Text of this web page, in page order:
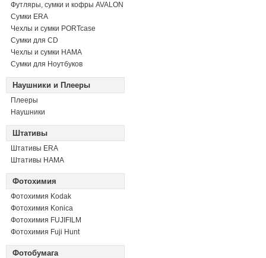
Футляры, сумки и кофры AVALON
Сумки ERA
Чехлы и сумки PORTcase
Сумки для CD
Чехлы и сумки HAMA
Сумки для Ноутбуков
Наушники и Плееры
Плееры
Наушники
Штативы
Штативы ERA
Штативы HAMA
Фотохимия
Фотохимия Kodak
Фотохимия Konica
Фотохимия FUJIFILM
Фотохимия Fuji Hunt
Фотобумага